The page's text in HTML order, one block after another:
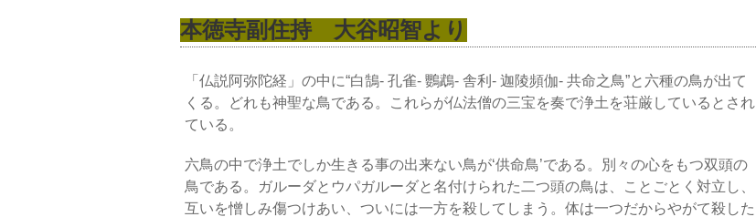
本徳寺副住持 大谷昭智より
「仏説阿弥陀経」の中に“白鵠- 孔雀- 鸚鵡- 舎利- 迦陵頻伽- 共命之鳥”と六種の鳥が出て
くる。どれも神聖な鳥である。これらが仏法僧の三宝を奏で浄土を荘厳しているとされ
ている。
六鳥の中で浄土でしか生きる事の出来ない鳥が‘供命鳥’である。別々の心をもつ双頭の
鳥である。ガルーダとウパガルーダと名付けられた二つ頭の鳥は、ことごとく対立し、
互いを憎しみ傷つけあい、ついには一方を殺してしまう。体は一つだからやがて殺した